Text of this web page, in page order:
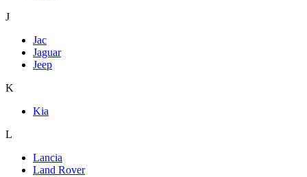
J
Jac
Jaguar
Jeep
K
Kia
L
Lancia
Land Rover